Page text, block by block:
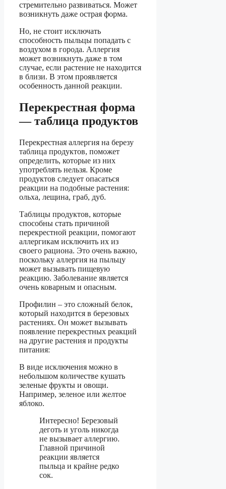
стремительно развиваться. Может
возникнуть даже острая форма.
Но, не стоит исключать
способность пыльцы попадать с
воздухом в города. Аллергия
может возникнуть даже в том
случае, если растение не находится
в близи. В этом проявляется
особенность данной реакции.
Перекрестная форма
— таблица продуктов
Перекрестная аллергия на березу
таблица продуктов, поможет
определить, которые из них
употреблять нельзя. Кроме
продуктов следует опасаться
реакции на подобные растения:
ольха, лещина, граб, дуб.
Таблицы продуктов, которые
способны стать причиной
перекрестной реакции, помогают
аллергикам исключить их из
своего рациона. Это очень важно,
поскольку аллергия на пыльцу
может вызывать пищевую
реакцию. Заболевание является
очень коварным и опасным.
Профилин – это сложный белок,
который находится в березовых
растениях. Он может вызывать
появление перекрестных реакций
на другие растения и продукты
питания:
В виде исключения можно в
небольшом количестве кушать
зеленые фрукты и овощи.
Например, зеленое или желтое
яблоко.
Интересно! Березовый
деготь и уголь никогда
не вызывает аллергию.
Главной причиной
реакции является
пыльца и крайне редко
сок.